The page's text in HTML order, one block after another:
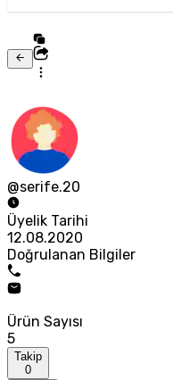
@serife.20
Üyelik Tarihi
12.08.2020
Doğrulanan Bilgiler
Ürün Sayısı
5
Takip
0